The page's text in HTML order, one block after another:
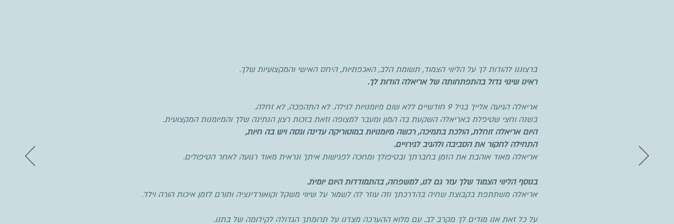
ברצוננו להודות לך על הליווי הצמוד, תשומת הלב, האכפתיות, היחס האישי והמקצועיות שלך.
ראינו שינוי גדול בהתפתחותה של אריאלה הודות לך.
אריאלה הגיעה אלייך בגיל 9 חודשיים ללא שום מיומנויות לגילה. לא התהפכה, לא זחלה.
בשנה וחצי שטיפלת באריאלה השקעת בה המון ומעבר למצופה וזאת בזכות רצון הנתינה שלך והמיומנות המקצועית.
היום אריאלה זוחלת, הולכת בתמיכה, רכשה מיומנויות במוטוריקה עדינה וגסה ויש בה חיות,
התחילה לחקור את הסביבה ולהגיב לגירויים.
אריאלה מאוד אוהבת את הזמן בחברתך ובטיפולך ומחכה לפגישות איתך ונראית מאוד רגועה לאחר הטיפולים.
בנוסף הליווי הצמוד שלך עזר גם לנו, למשפחה, בהתמודדות היום יומית.
אריאלה משתתפת בקבוצת שחיה בהדרכתך וזה עוזר לה לשמור על שיווי משקל וקואורדינציה ותורם לזמן איכות הורה וילד.
על כל זאת אנו מודים לך מקרב לב. עם מלוא ההערכה מצדנו על תרומתך הגדולה לקידומה של בתנו.